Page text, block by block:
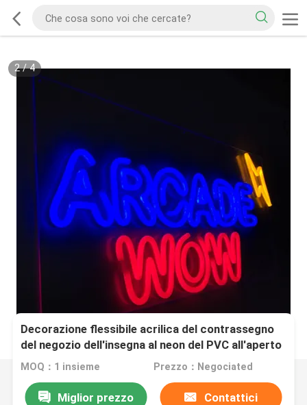
2/4
Decorazione flessibile acrilica del contrassegno
del negozio dell'insegna al neon del PVC all'aperto
MOQ：1 insieme Prezzo：Negociated
Miglior prezzo Contattici